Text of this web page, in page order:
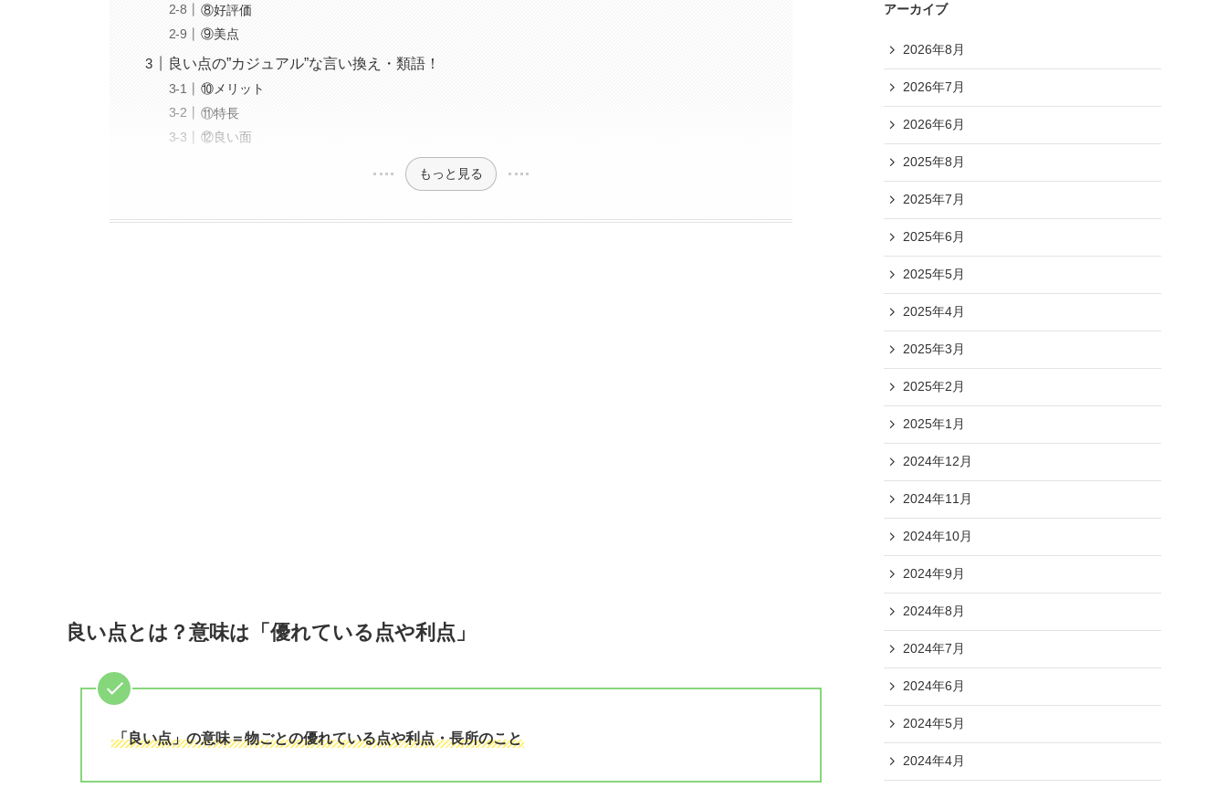
⑧好評価
⑨美点
良い点の”カジュアル”な言い換え・類語！
⑩メリット
⑪特長
⑫良い面
もっと見る
良い点とは？意味は「優れている点や利点」
「良い点」の意味＝物ごとの優れている点や利点・長所のこと
アーカイブ
2026年8月
2026年7月
2026年6月
2025年8月
2025年7月
2025年6月
2025年5月
2025年4月
2025年3月
2025年2月
2025年1月
2024年12月
2024年11月
2024年10月
2024年9月
2024年8月
2024年7月
2024年6月
2024年5月
2024年4月